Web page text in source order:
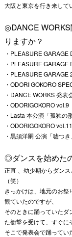
大阪と東京を行き来して
◎DANCE
りますか？
・PLEASURE GARAGE
・PLEASURE GARAGE
・PLEASURE
・ODORI GOKORO
・DANCE WORKS 発表
・ODORIGOKORO vol.9
・Lasta 本公演「孤独の形
・ODORIGOKORO
・黒須洋嗣 公演「嘘つき
◎ダンスを始めた
正直 、幼少期からダン
（笑）
きっかけは、地元のお
観ていたのですが、
そのときに踊っていた
た衝撃を受けて、すぐに
そこで発表会で踊って